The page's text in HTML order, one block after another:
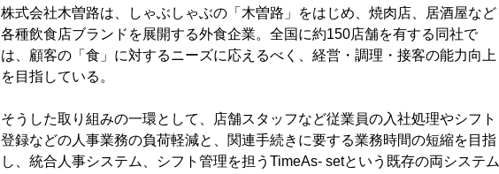
株式会社木曽路は、しゃぶしゃぶの「木曽路」をはじめ、焼肉店、居酒屋など
各種飲食店ブランドを展開する外食企業。全国に約150店舗を有する同社で
は、顧客の「食」に対するニーズに応えるべく、経営・調理・接客の能力向上
を目指している。
そうした取り組みの一環として、店舗スタッフなど従業員の入社処理やシフト
登録などの人事業務の負荷軽減と、関連手続きに要する業務時間の短縮を目指
し、統合人事システム、シフト管理を担うTimeAs- setという既存の両システム